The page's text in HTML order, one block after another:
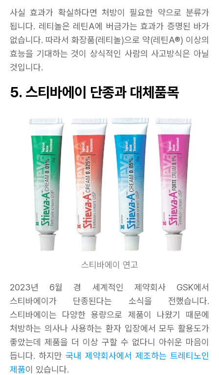
사실 효과가 확실하다면 처방이 필요한 약으로 분류가
됩니다. 레티놀은 레틴A에 버금가는 효과가 증명된 바가
없습니다. 따라서 화장품(레티놀)으로 약(레틴A®) 이상의
효능을 기대하는 것이 상식적인 사람의 사고방식은 아닐
것입니다.
5. 스티바에이 단종과 대체품목
스티바에이 연고
2023년 6월 경 세계적인 제약회사 GSK에서
스티바에이가 단종된다는 소식을 전했습니다.
스티바에이는 다양한 용량으로 제품이 나왔기 때문에
처방하는 의사나 사용하는 환자 입장에서 모두 활용도가
좋았는데 제품을 더 이상 구할 수 없다니 아쉬운 마음이
듭니다. 하지만국내 제약회사에서 제조하는 트레티노인
제품이 있습니다.